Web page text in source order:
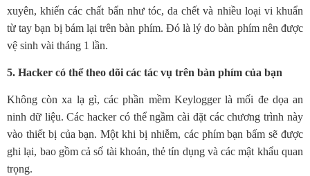
xuyên, khiến các chất bẩn như tóc, da chết và nhiều loại vi khuẩn
từ tay bạn bị bám lại trên bàn phím. Đó là lý do bàn phím nên được
vệ sinh vài tháng 1 lần.
5. Hacker có thể theo dõi các tác vụ trên bàn phím của bạn
Không còn xa lạ gì, các phần mềm Keylogger là mối đe dọa an
ninh dữ liệu. Các hacker có thể ngầm cài đặt các chương trình này
vào thiết bị của bạn. Một khi bị nhiễm, các phím bạn bấm sẽ được
ghi lại, bao gồm cả số tài khoản, thẻ tín dụng và các mật khẩu quan
trọng.